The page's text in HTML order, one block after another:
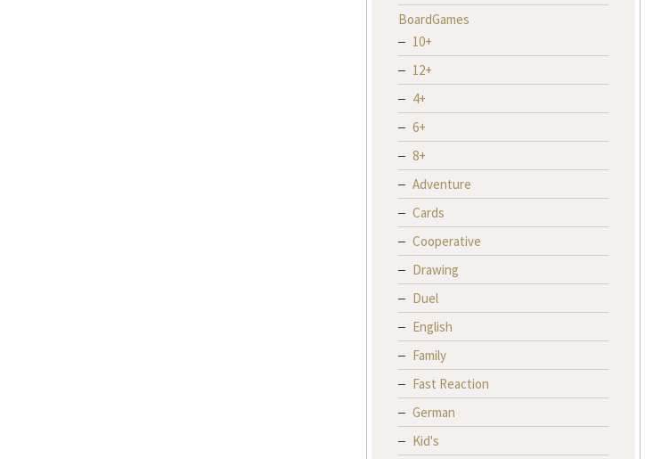
BoardGames
10+
12+
4+
6+
8+
Adventure
Cards
Cooperative
Drawing
Duel
English
Family
Fast Reaction
German
Kid's